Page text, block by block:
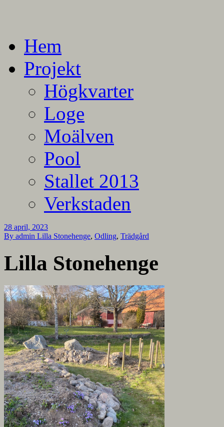
Hem
Projekt
Högkvarter
Loge
Moälven
Pool
Stallet 2013
Verkstaden
28 april, 2023
By admin Lilla Stonehenge, Odling, Trädgård
Lilla Stonehenge